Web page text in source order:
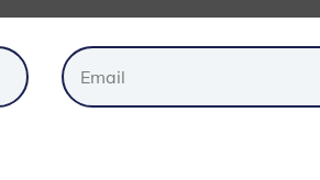
Demander un